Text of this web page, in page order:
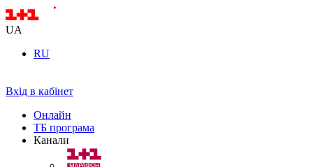
UA
RU
Вхід в кабінет
Онлайн
ТБ програма
Канали